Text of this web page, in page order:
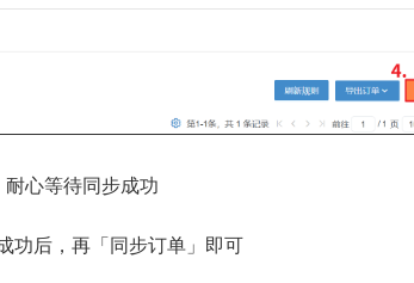
心等待同步成功
功后，再「同步订单」即可